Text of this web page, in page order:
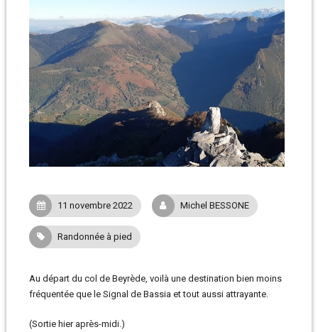
11 novembre 2022 Michel BESSONE
Randonnée à pied
Au départ du col de Beyrède, voilà une destination bien moins
fréquentée que le Signal de Bassia et tout aussi attrayante.
(Sortie hier après-midi.)